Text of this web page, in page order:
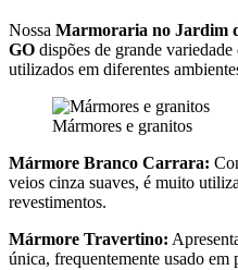
Nossa Marmoraria no Jardim
GO dispões de grande
utilizados em diferentes
Mármores e granitos
Mármore Branco Carrara:
veios cinza suaves, é muito
revestimentos.
Mármore Travertino:
única, frequentemente usado em